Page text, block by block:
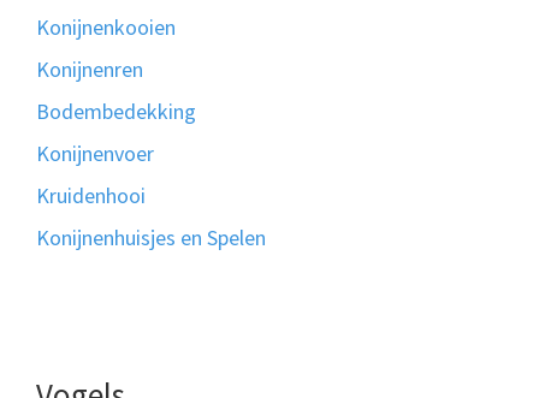
Konijnenkooien
Konijnenren
Bodembedekking
Konijnenvoer
Kruidenhooi
Konijnenhuisjes en Spelen